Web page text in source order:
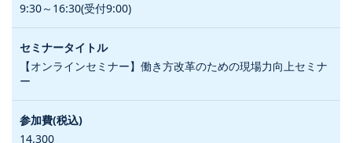
9:30～16:30(受付9:00)
【オンラインセミナー】働き方改革のための現場力向上セミナ
ー
14,300